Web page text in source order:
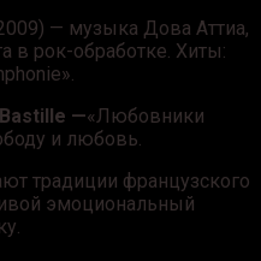
— музыка Дова Аттиа,
в рок-обработке. Хиты:
—«Любовники
и любовь.
традиции французского
эмоциональный